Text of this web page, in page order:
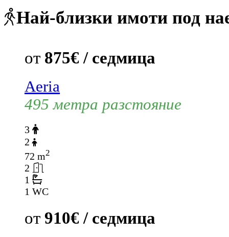
Най-близки имоти под
от 875€ / седмица
Aeria
495 метра разстояние
3
2
72 m2
2
1
1 WC
от 910€ / седмица